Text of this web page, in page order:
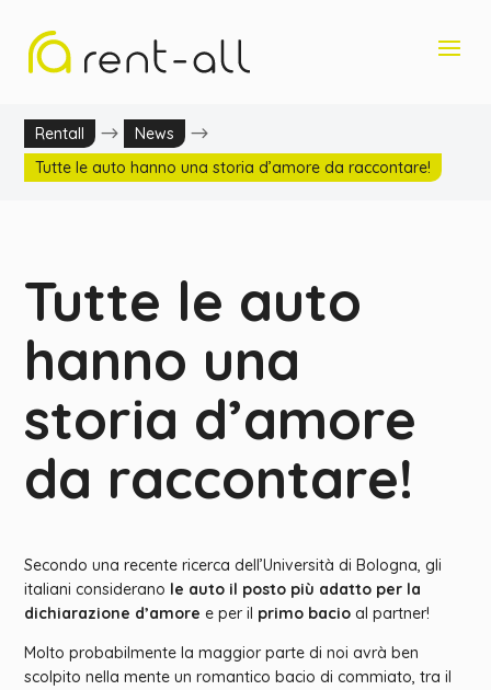
Rentall $ News $
Tutte le auto hanno una storia d’amore da raccontare!
Tutte le auto
hanno una
storia d’amore
da raccontare!
Secondo una recente ricerca dell’Università di Bologna, gli
italiani considerano le auto il posto più adatto per la
dichiarazione d’amore e per il primo bacio al partner!
Molto probabilmente la maggior parte di noi avrà ben
scolpito nella mente un romantico bacio di commiato, tra il